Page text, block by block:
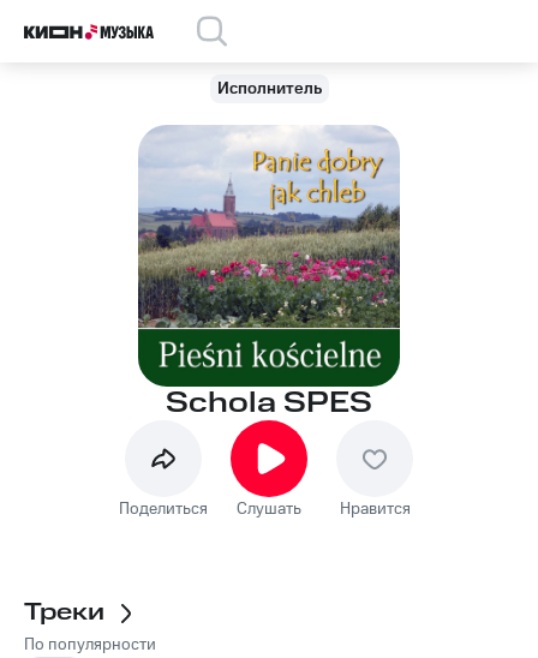
Исполнитель
Schola SPES
Поделиться Слушать Нравится
Треки
По популярности